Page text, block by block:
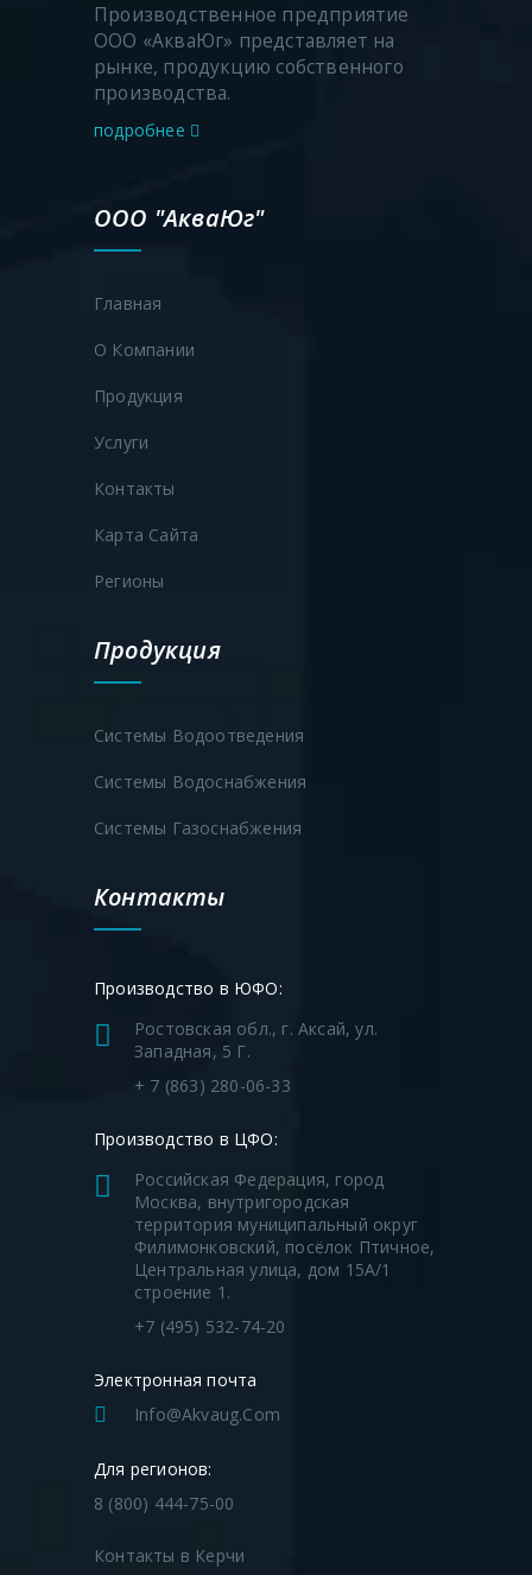
Производственное предприятие
ООО «АкваЮг» представляет на
рынке, продукцию собственного
производства.
подробнее
ООО "АкваЮг"
Главная
О Компании
Продукция
Услуги
Контакты
Карта Сайта
Регионы
Продукция
Системы Водоотведения
Системы Водоснабжения
Системы Газоснабжения
Контакты
Производство в ЮФО:
Ростовская обл., г. Аксай, ул.
Западная, 5 Г.
+ 7 (863) 280-06-33
Производство в ЦФО:
Российская Федерация, город
Москва, внутригородская
территория муниципальный округ
Филимонковский, посёлок Птичное,
Центральная улица, дом 15А/1
строение 1.
+7 (495) 532-74-20
Электронная почта
Info@akvaug.com
Для регионов:
8 (800) 444-75-00
Контакты в Керчи